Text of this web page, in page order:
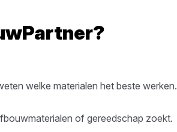
welke materialen het beste werken.
of gereedschap zoekt.